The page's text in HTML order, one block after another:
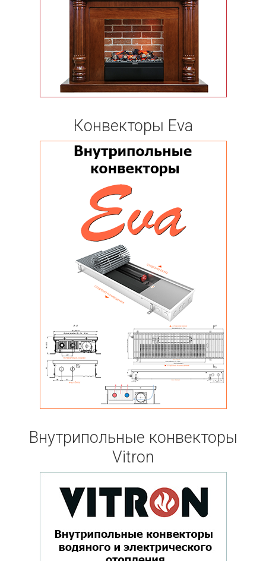
Конвекторы Eva
Внутрипольные конвекторы
Vitron